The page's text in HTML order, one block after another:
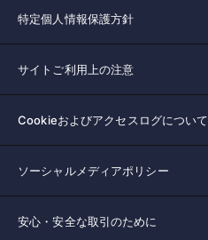
特定個人情報保護方針
サイトご利用上の注意
Cookieおよびアクセスログについて
ソーシャルメディアポリシー
安心・安全な取引のために